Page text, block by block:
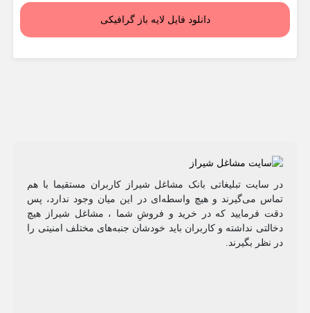
دانلود فایل لایه باز گرافیکی
در سایت تبلیغاتی بانک مشاغل شیراز کاربران مستقیما با هم
تماس می‌گیرند و هیچ واسطه‌ای در این میان وجود ندارد، پس
دقت فرمایید که در خرید و فروشِ شما ، مشاغل شیراز هیچ
دخالتی نداشته و کاربران باید خودشان جنبه‌های مختلف امنیتی را
در نظر بگیرند.